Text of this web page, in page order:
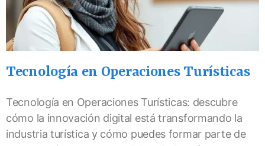
Tecnología en Operaciones Turísticas
Tecnología en Operaciones Turísticas: descubre
cómo la innovación digital está transformando la
industria turística y cómo puedes formar parte de